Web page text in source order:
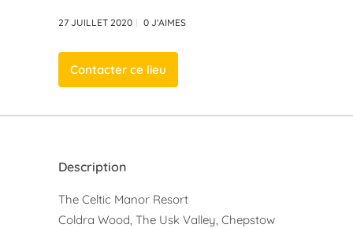
27 JUILLET 2020 0 J'AIMES
Contacter ce lieu
Description
The Celtic Manor Resort
Coldra Wood, The Usk Valley, Chepstow